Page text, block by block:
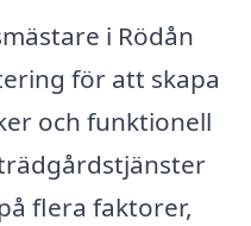
i Rödån
för att skapa
och funktionell
flera faktorer,